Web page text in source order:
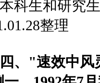
科生和研究
整理
、 "速效中风